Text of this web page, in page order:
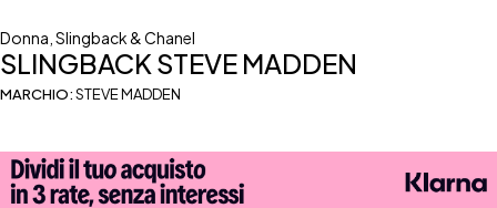
Donna Slingback & Chanel
SLINGBACK STEVE MADDEN
MARCHIO:STEVE MADDEN